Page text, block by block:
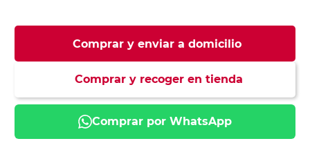
Comprar y enviar a domicilio
Comprar y recoger en tienda
Comprar por WhatsApp